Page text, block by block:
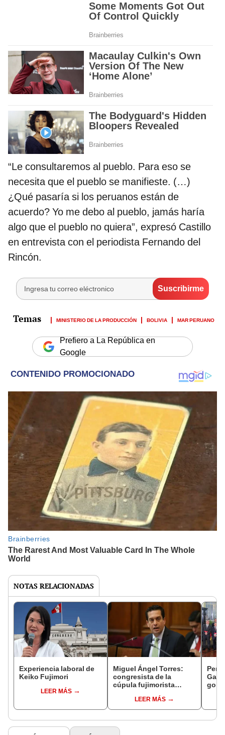
“Le consultaremos al pueblo. Para eso se
necesita que el pueblo se manifieste. (…)
¿Qué pasaría si los peruanos están de
acuerdo? Yo me debo al pueblo, jamás haría
algo que el pueblo no quiera”, expresó Castillo
en entrevista con el periodista Fernando del
Rincón.
MINISTERIO DE LA PRODUCCIÓN BOLIVIA MAR PERUANO
Prefiero a La República en
Google
NOTAS RELACIONADAS
Experiencia laboral de
Keiko Fujimori
LEER MÁS
Miguel Ángel Torres:
congresista de la
cúpula fujimorista
del SenadoLEER MÁS